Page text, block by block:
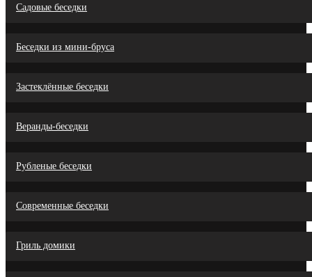
Садовые беседки
Беседки из мини-бруса
Застеклённые беседки
Веранды-беседки
Рубленые беседки
Современные беседки
Гриль домики